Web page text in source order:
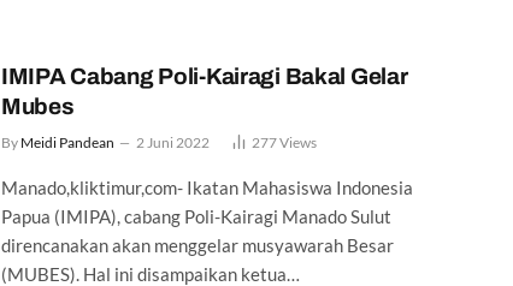
IMIPA Cabang Poli-Kairagi Bakal Gelar
Mubes
By Meidi Pandean 2 Juni 2022 277Views
Manado,kliktimur,com- Ikatan Mahasiswa Indonesia
Papua (IMIPA), cabang Poli-Kairagi Manado Sulut
direncanakan akan menggelar musyawarah Besar
(MUBES). Hal ini disampaikan ketua…